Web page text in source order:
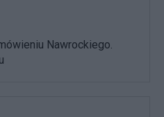
Nawrockiego.